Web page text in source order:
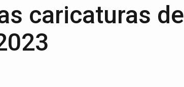
caricaturas de